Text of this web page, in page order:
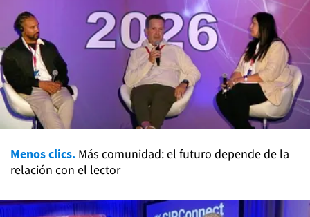
Menos clics. Más comunidad: el futuro depende de la
relación con el lector